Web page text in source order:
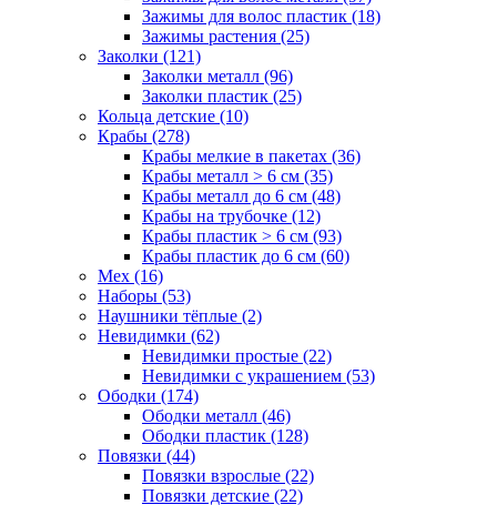
Зажимы для волос пластик (18)
Зажимы растения (25)
Заколки (121)
Заколки металл (96)
Заколки пластик (25)
Кольца детские (10)
Крабы (278)
Крабы мелкие в пакетах (36)
Крабы металл > 6 см (35)
Крабы металл до 6 см (48)
Крабы на трубочке (12)
Крабы пластик > 6 см (93)
Крабы пластик до 6 см (60)
Мех (16)
Наборы (53)
Наушники тёплые (2)
Невидимки (62)
Невидимки простые (22)
Невидимки с украшением (53)
Ободки (174)
Ободки металл (46)
Ободки пластик (128)
Повязки (44)
Повязки взрослые (22)
Повязки детские (22)